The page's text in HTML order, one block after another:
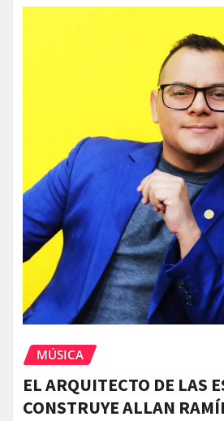
MÚSICA
EL ARQUITECTO DE LAS
CONSTRUYE ALLAN